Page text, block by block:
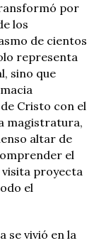
por
los
de cientos
representa
sino que
Cristo con el
magistratura,
altar de
el
proyecta
el
se vivió en la